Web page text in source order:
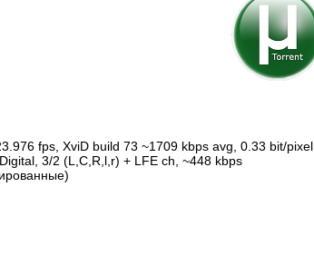
fps, XviD build 73 ~1709 kbps avg, 0.33 bit/pixel
3/2 (L,C,R,l,r) + LFE ch, ~448 kbps